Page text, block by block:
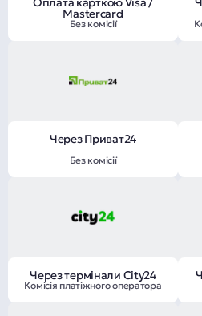
Без комісії
Mastercard
Без комісії
Через Приват24
Комісія платіжного оператора
Через термінали City24